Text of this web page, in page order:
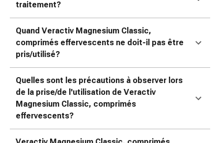
plaies
Sprays
pour
les
plaies
Bandes
de
fermeture
de
plaies
adhésifs
traitement?
Quand Veractiv Magnesium Classic,
comprimés effervescents ne doit-il pas être
pris/utilisé?
Quelles sont les précautions à observer lors
de la prise/de l'utilisation de Veractiv
Magnesium Classic, comprimés
effervescents?